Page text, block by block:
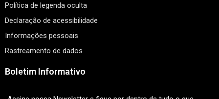
Política de legenda oculta
Declaração de acessibilidade
Informações pessoais
Rastreamento de dados
Boletim Informativo